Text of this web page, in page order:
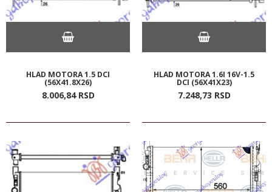
HLAD MOTORA 1.5 DCI
(56X41.8X26)
8.006,84 RSD
HLAD MOTORA 1.6I 16V-1.5
DCI (56X41X23)
7.248,73 RSD